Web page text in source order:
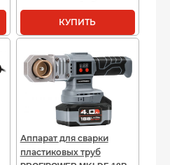
КУПИТЬ
Аппарат для сварки
пластиковых труб